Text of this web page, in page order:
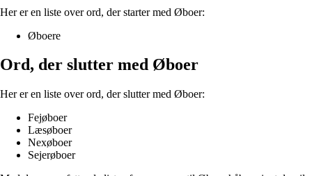
Her er en liste over ord, der starter med Øboer:
Øboere
Ord, der slutter med Øboer
Her er en liste over ord, der slutter med Øboer:
Fejøboer
Læsøboer
Nexøboer
Sejerøboer